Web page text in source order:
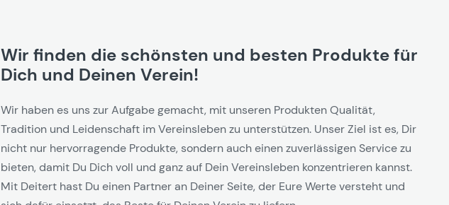
Wir finden die schönsten und besten Produkte für
Dich und Deinen Verein!
Wir haben es uns zur Aufgabe gemacht, mit unseren Produkten Qualität,
Tradition und Leidenschaft im Vereinsleben zu unterstützen. Unser Ziel ist es, Dir
nicht nur hervorragende Produkte, sondern auch einen zuverlässigen Service zu
bieten, damit Du Dich voll und ganz auf Dein Vereinsleben konzentrieren kannst.
Mit Deitert hast Du einen Partner an Deiner Seite, der Eure Werte versteht und